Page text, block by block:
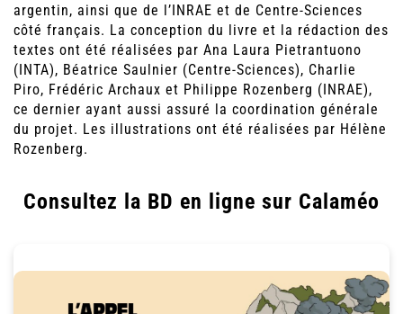
argentin, ainsi que de l’INRAE et de Centre-Sciences
côté français. La conception du livre et la rédaction des
textes ont été réalisées par Ana Laura Pietrantuono
(INTA), Béatrice Saulnier (Centre-Sciences), Charlie
Piro, Frédéric Archaux et Philippe Rozenberg (INRAE),
ce dernier ayant aussi assuré la coordination générale
du projet. Les illustrations ont été réalisées par Hélène
Rozenberg.
Consultez la BD en ligne sur Calaméo